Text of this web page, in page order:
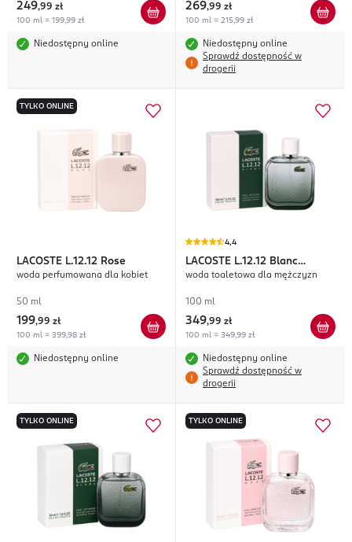
249,99 zł
100 ml = 199,99 zł
Niedostępny online
269,99 zł
100 ml = 215,99 zł
Niedostępny online
Sprawdź dostępność w
drogerii
TYLKO ONLINE
LACOSTE L.12.12 Rose
woda perfumowana dla kobiet
50 ml
199,99 zł
100 ml = 399,98 zł
Niedostępny online
4,4
LACOSTE L.12.12 Blanc
Intense
woda toaletowa dla mężczyzn
100 ml
349,99 zł
100 ml = 349,99 zł
Niedostępny online
Sprawdź dostępność w
drogerii
TYLKO ONLINE TYLKO ONLINE